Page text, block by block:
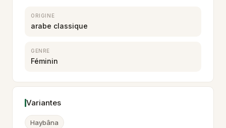
ORIGINE
arabe classique
GENRE
Féminin
Variantes
Haybâna